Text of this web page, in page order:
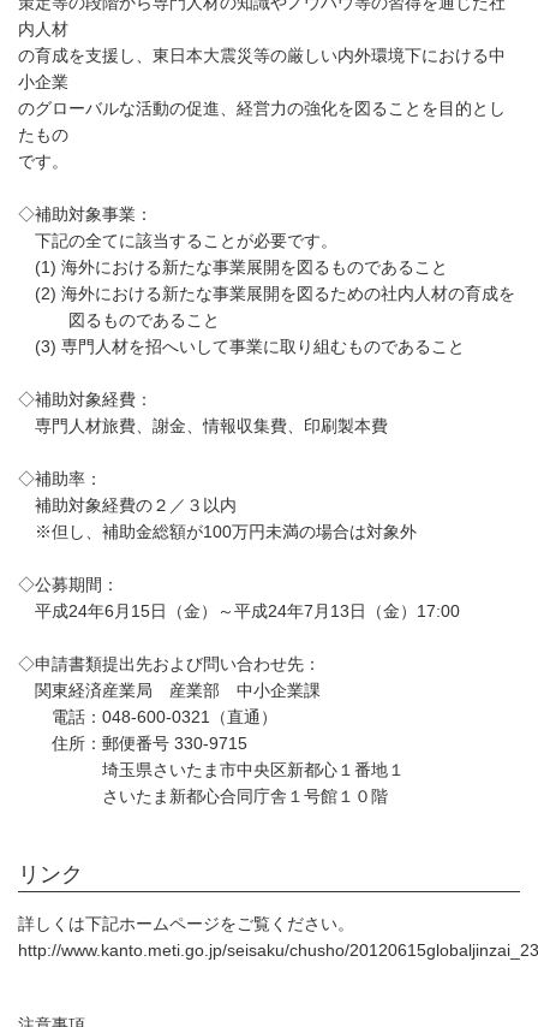
内人材
の育成を支援し、東日本大震災等の厳しい内外環境下における中
小企業
のグローバルな活動の促進、経営力の強化を図ることを目的とし
たもの
です。
◇補助対象事業：
下記の全てに該当することが必要です。
(1) 海外における新たな事業展開を図るものであること
(2) 海外における新たな事業展開を図るための社内人材の育成を
図るものであること
(3) 専門人材を招へいして事業に取り組むものであること
◇補助対象経費：
専門人材旅費、謝金、情報収集費、印刷製本費
◇補助率：
補助対象経費の２／３以内
※但し、補助金総額が100万円未満の場合は対象外
◇公募期間：
平成24年6月15日（金）～平成24年7月13日（金）17:00
◇申請書類提出先および問い合わせ先：
関東経済産業局 産業部 中小企業課
電話：048-600-0321（直通）
住所：郵便番号 330-9715
埼玉県さいたま市中央区新都心１番地１
さいたま新都心合同庁舎１号館１０階
リンク
詳しくは下記ホームページをご覧ください。
http://www.kanto.meti.go.jp/seisaku/chusho/